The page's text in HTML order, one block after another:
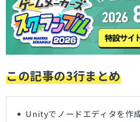
この記事の3行まとめ
Unityでノードエディタを作